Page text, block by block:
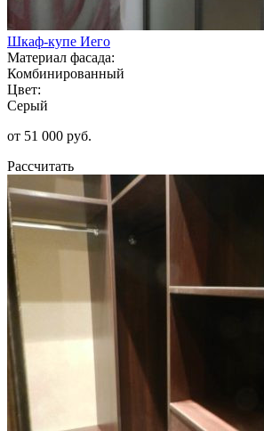
Шкаф-купе Иего
Материал фасада:
Комбинированный
Цвет:
Серый
от 51 000 руб.
Рассчитать